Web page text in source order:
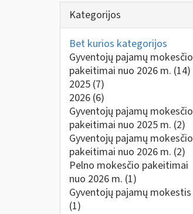
Kategorijos
Bet kurios kategorijos
Gyventojų pajamų mokesčio
pakeitimai nuo 2026 m. (14)
2025 (7)
2026 (6)
Gyventojų pajamų mokesčio
pakeitimai nuo 2025 m. (2)
Gyventojų pajamų mokesčio
pakeitimai nuo 2026 m. (2)
Pelno mokesčio pakeitimai
nuo 2026 m. (1)
Gyventojų pajamų mokestis
(1)